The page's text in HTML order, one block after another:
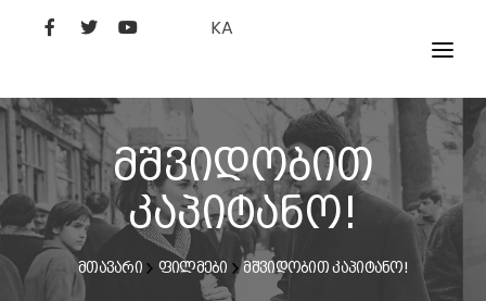
KA
ᲤᲘᲚᲛᲔᲑᲘ
ᲮᲔᲚᲝᲕᲐᲜᲘ
ᲙᲘᲜᲝᲡᲢᲣᲓᲘᲐ
ᲙᲘᲜᲝᲐᲙᲐᲓᲔᲛᲘᲐ
მშვიდობით
კაპიტანო!
მთავარი ფილმები მშვიდობით კაპიტანო!